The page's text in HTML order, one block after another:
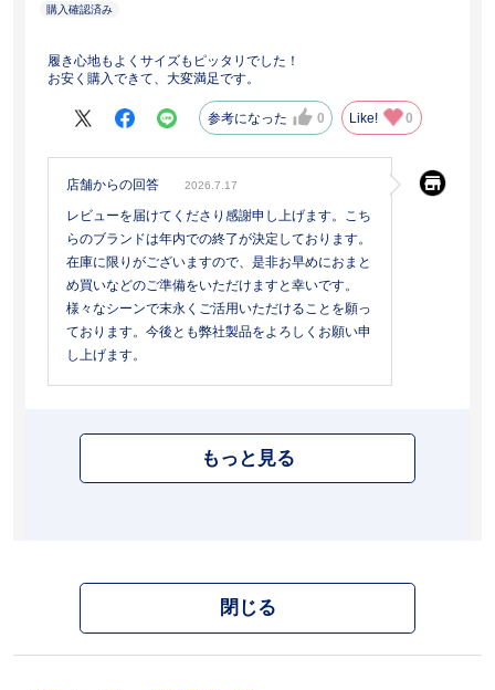
履き心地もよくサイズもピッタリでした！
お安く購入できて、大変満足です。
参考になった 0 Like! 0
店舗からの回答 2026.7.17
レビューを届けてくださり感謝申し上げます。こち
らのブランドは年内での終了が決定しております。
在庫に限りがございますので、是非お早めにおまと
め買いなどのご準備をいただけますと幸いです。
様々なシーンで末永くご活用いただけることを願っ
ております。今後とも弊社製品をよろしくお願い申
し上げます。
もっと見る
閉じる